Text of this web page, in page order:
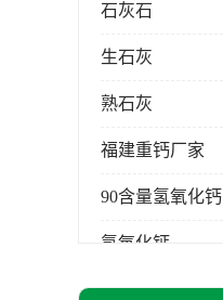
石灰石
生石灰
熟石灰
福建重钙厂家
90含量氢氧化钙
氢氧化钙
氧化钙